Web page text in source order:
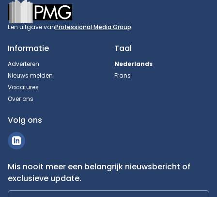
Footer
Een uitgave vanProfessional Media Group
Informatie
Adverteren
Nieuws melden
Vacatures
Over ons
Taal
Nederlands
Frans
Volg ons
Mis nooit meer een belangrijk nieuwsbericht of
exclusieve update.